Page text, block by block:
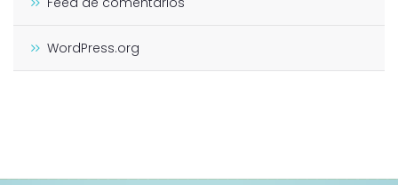
WordPress.org